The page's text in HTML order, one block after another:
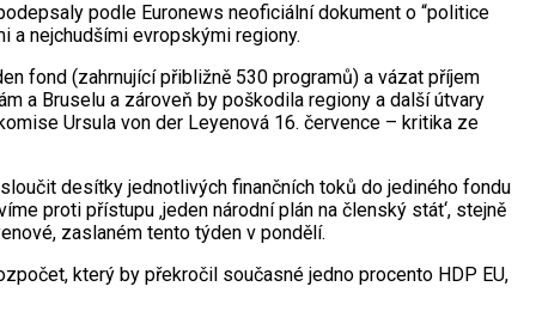
podle Euronews neoficiální dokument o “politice
a nejchudšími evropskými regiony.
fond (zahrnující přibližně 530 programů) a vázat příjem
a Bruselu a zároveň by poškodila regiony a další útvary
Ursula von der Leyenová 16. července – kritika ze
desítky jednotlivých finančních toků do jediného fondu
proti přístupu ‚jeden národní plán na členský stát‘, stejně
zaslaném tento týden v pondělí.
který by překročil současné jedno procento HDP EU,